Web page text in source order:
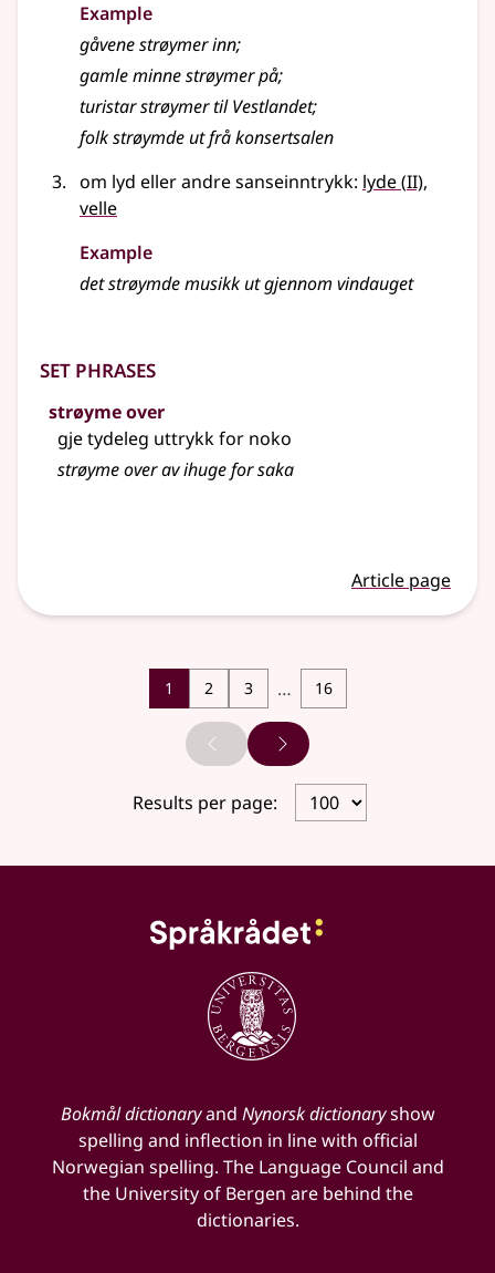
Example
gåvenestrøymerinn;
gamle minnestrøymerpå;
turistar strøymer til Vestlandet;
folk strøymde ut frå konsertsalen
om lyd eller andre sanseinntrykk: lyde(2
II),
velle
Example
det strøymde musikk ut gjennom vindauget
Set phrases
strøyme over
gje tydeleg uttrykk for noko
strøymeover av ihuge for saka
Article page
1 2 3 … 16
Previous page
Next page
Results per page:
Bokmål dictionaryand Nynorsk dictionaryshow
spelling and inflection in line with official
Norwegian spelling. The Language Council and
the University of Bergen are behind the
dictionaries.